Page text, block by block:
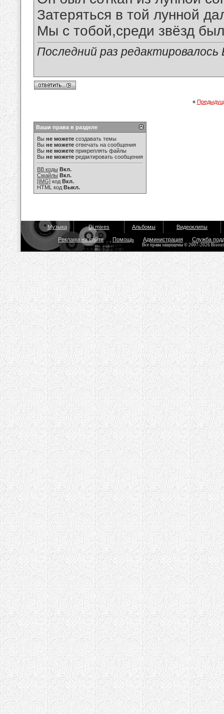
Затеряться в той лунной
Мы с тобой,среди звёзд
Последний раз
«
Ваши права в разделе
Вы не можете создавать темы
Вы не можете отвечать на сообщения
Вы не можете прикреплять файлы
Вы не можете редактировать сообщения
BB коды Вкл.
Смайлы Вкл.
[IMG] код Вкл.
HTML код Выкл.
Музыка Dj mixes Альбомы Видеоклипы
Реклама на сайте Помощь Администрация Служба
Все права защищены © 2007-2026